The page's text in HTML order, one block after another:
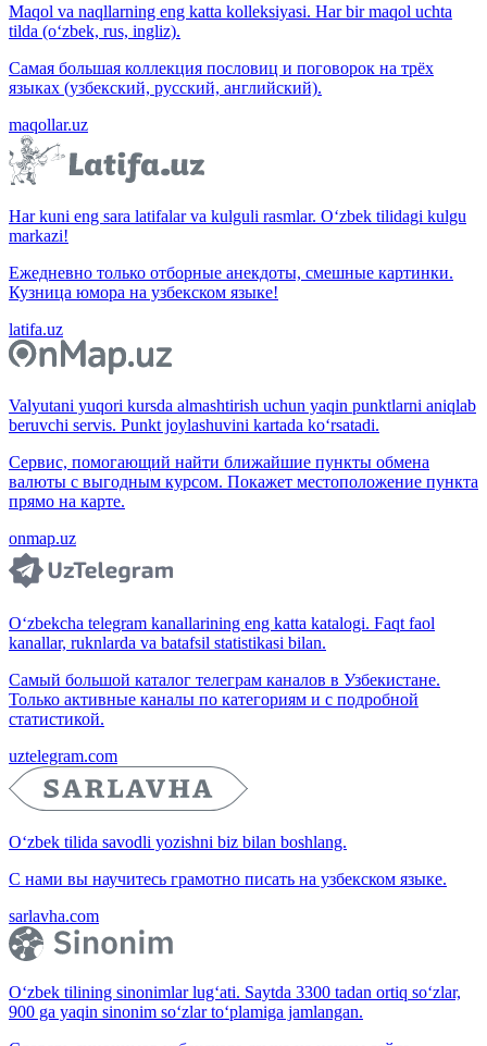
Maqol va naqllarning eng katta kolleksiyasi. Har bir maqol uchta
tilda (o‘zbek, rus, ingliz).
Самая большая коллекция пословиц и поговорок на трёх
языках (узбекский, русский, английский).
maqollar.uz
Har kuni eng sara latifalar va kulguli rasmlar. O‘zbek tilidagi kulgu
markazi!
Ежедневно только отборные анекдоты, смешные картинки.
Кузница юмора на узбекском языке!
latifa.uz
Valyutani yuqori kursda almashtirish uchun yaqin punktlarni aniqlab
beruvchi servis. Punkt joylashuvini kartada ko‘rsatadi.
Сервис, помогающий найти ближайшие пункты обмена
валюты с выгодным курсом. Покажет местоположение пункта
прямо на карте.
onmap.uz
O‘zbekcha telegram kanallarining eng katta katalogi. Faqt faol
kanallar, ruknlarda va batafsil statistikasi bilan.
Самый большой каталог телеграм каналов в Узбекистане.
Только активные каналы по категориям и с подробной
статистикой.
uztelegram.com
O‘zbek tilida savodli yozishni biz bilan boshlang.
С нами вы научитесь грамотно писать на узбекском языке.
sarlavha.com
O‘zbek tilining sinonimlar lug‘ati. Saytda 3300 tadan ortiq so‘zlar,
900 ga yaqin sinonim so‘zlar to‘plamiga jamlangan.